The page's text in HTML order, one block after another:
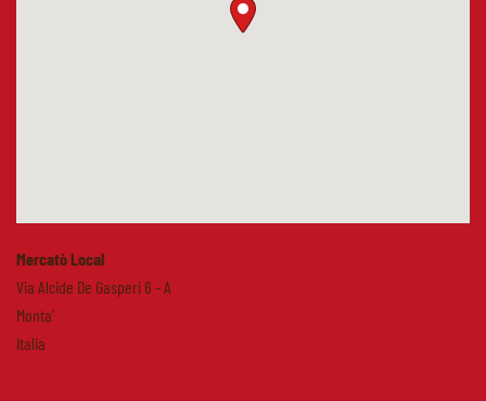
Mercatò Local
Via Alcide De Gasperi 6 - A
Monta'
Italia